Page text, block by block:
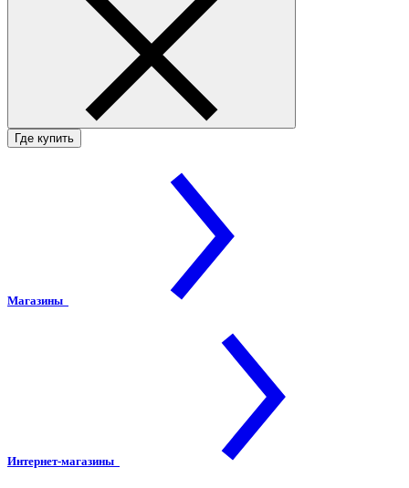
Где купить
Магазины
Интернет-магазины